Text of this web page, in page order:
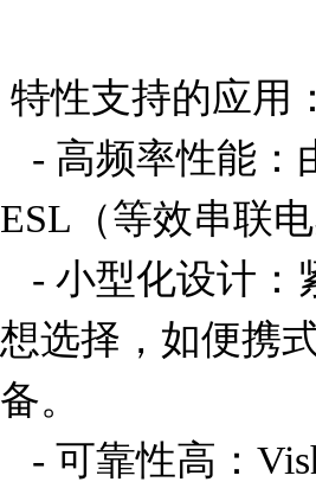
ESL（等效串联
想选择，如便携
备。